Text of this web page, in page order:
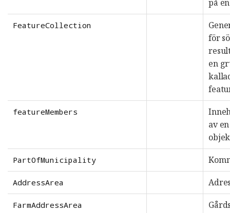
på
FeatureCollection
för
en
featureMembers
av
PartOfMunicipality
AddressArea
FarmAddressArea